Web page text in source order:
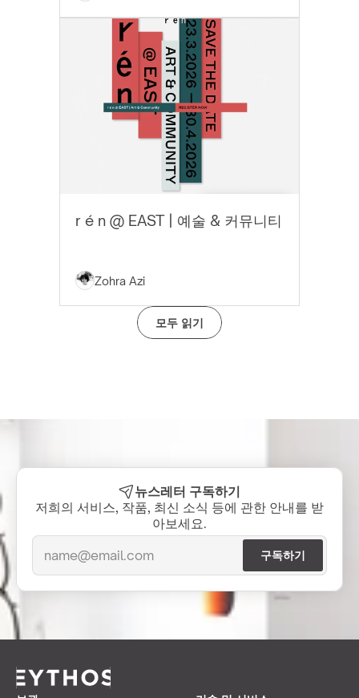
r é n @ EAST | 예술 & 커뮤니티
Zohra Azi
모두 읽기
뉴스레터 구독하기
저희의 서비스, 작품, 최신 소식 등에 관한 안내를 받
아보세요.